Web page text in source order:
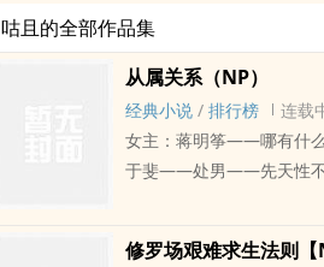
咕且的全部作品集
从属关系（NP）
经典小说 / 排行榜
连载
女主：蒋明筝——哪有什
于斐——处男——先天性不
修罗场艰难求生法则【